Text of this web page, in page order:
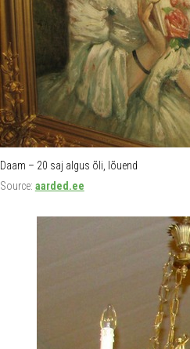
Daam – 20 saj algus õli, lõuend
Source: aarded.ee